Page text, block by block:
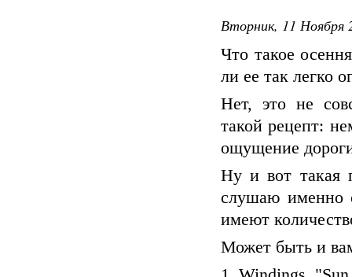
Вторник, 11 Ноября
Что такое
ли ее так легко
Нет, это не
такой рецепт:
ощущение
Ну и вот такая
слушаю именно
имеют
Может быть и